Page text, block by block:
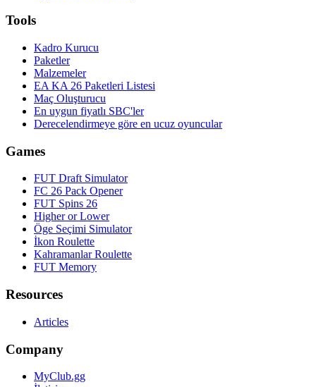
Tools
Kadro Kurucu
Paketler
Malzemeler
EA KA 26 Paketleri Listesi
Maç Oluşturucu
En uygun fiyatlı SBC'ler
Derecelendirmeye göre en ucuz oyuncular
Games
FUT Draft Simulator
FC 26 Pack Opener
FUT Spins 26
Higher or Lower
Öge Seçimi Simulator
İkon Roulette
Kahramanlar Roulette
FUT Memory
Resources
Articles
Company
MyClub.gg